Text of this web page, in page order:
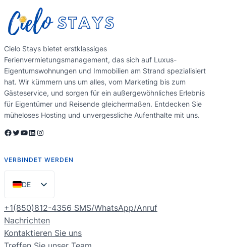
Cielo Stays bietet erstklassiges
Ferienvermietungsmanagement, das sich auf Luxus-
Eigentumswohnungen und Immobilien am Strand spezialisiert
hat. Wir kümmern uns um alles, vom Marketing bis zum
Gästeservice, und sorgen für ein außergewöhnliches Erlebnis
für Eigentümer und Reisende gleichermaßen. Entdecken Sie
müheloses Hosting und unvergessliche Aufenthalte mit uns.
Facebook Twitter YouTube LinkedIn Instagram
VERBINDET WERDEN
DE
EN
ES
PT
+1(850)812-4356 SMS/WhatsApp/Anruf
Nachrichten
Kontaktieren Sie uns